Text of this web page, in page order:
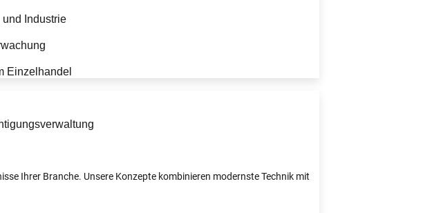
Ihrer Branche. Unsere Konzepte kombinieren modernste Technik mit